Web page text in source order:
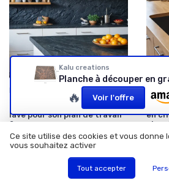
08/12/2025
Pourquoi choisir la pierre de
lave pour son plan de travail
?
en
plan
Kalu creations
Planche à découper en
🔥 Voir l'offre
Ce site utilise des cookies et vous donne
vous souhaitez activer
Tout accepter